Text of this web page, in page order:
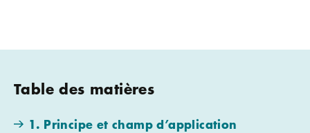
Table des matières
1. Principe et champ d’application